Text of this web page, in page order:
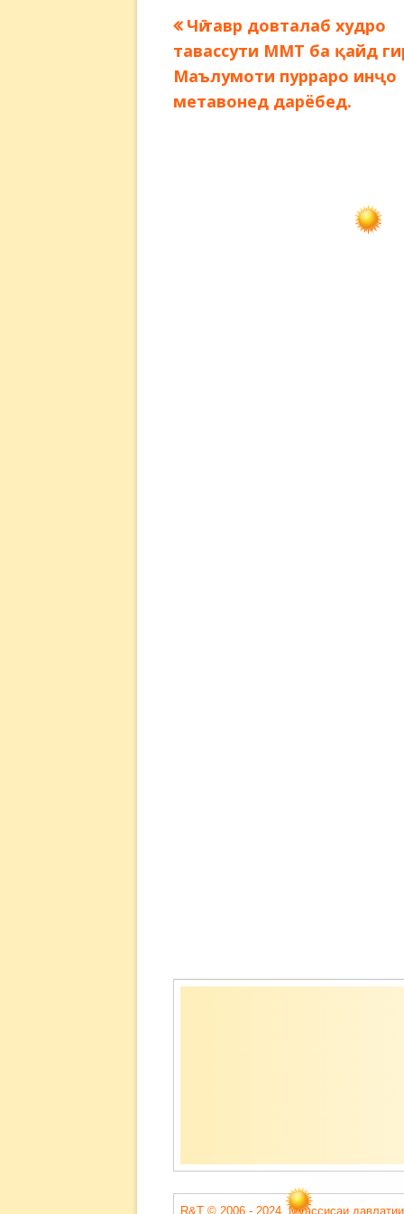
Навигация
по
записям
Предыдущая
запись:
Чӣ тавр довталаб худро
тавассути ММТ ба қайд
Маълумоти пурраро инҷо
метавонед дарёбед.
Содержимое
R&T © 2006 - 2024. Муассисаи